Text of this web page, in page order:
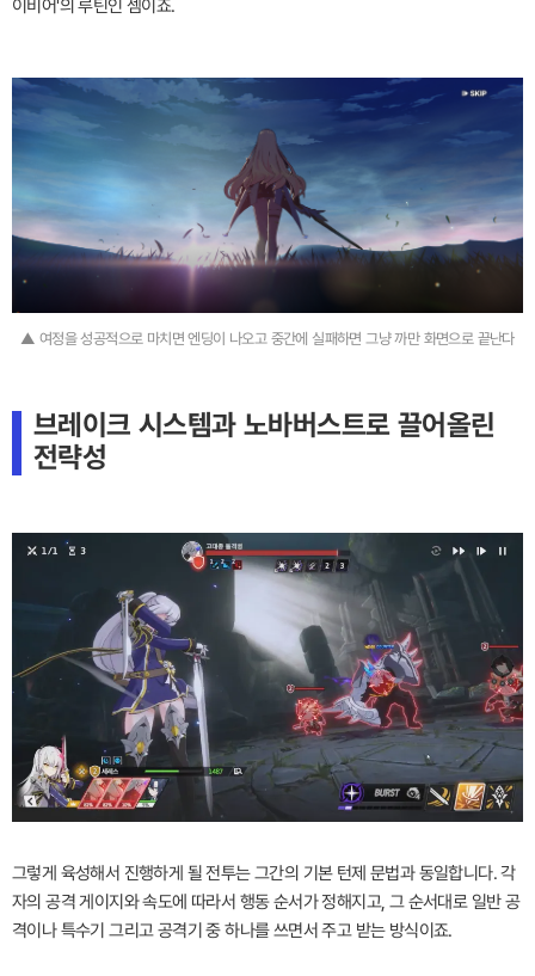
이비어'의 루틴인 셈이죠.
▲ 여정을 성공적으로 마치면 엔딩이 나오고 중간에 실패하면 그냥 까만 화면으로 끝난다
브레이크 시스템과 노바버스트로 끌어올린
전략성
그렇게 육성해서 진행하게 될 전투는 그간의 기본 턴제 문법과 동일합니다. 각
자의 공격 게이지와 속도에 따라서 행동 순서가 정해지고, 그 순서대로 일반 공
격이나 특수기 그리고 공격기 중 하나를 쓰면서 주고 받는 방식이죠.